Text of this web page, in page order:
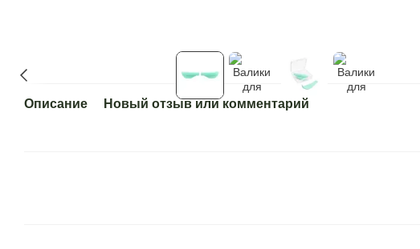
Описание Новый отзыв или комментарий